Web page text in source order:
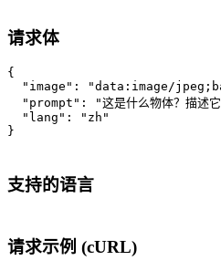
请求体
{
"image": "data:image/
"prompt": "这是什么物体？描述它
  "lang": "zh"
支持的语言
请求示例 (cURL)